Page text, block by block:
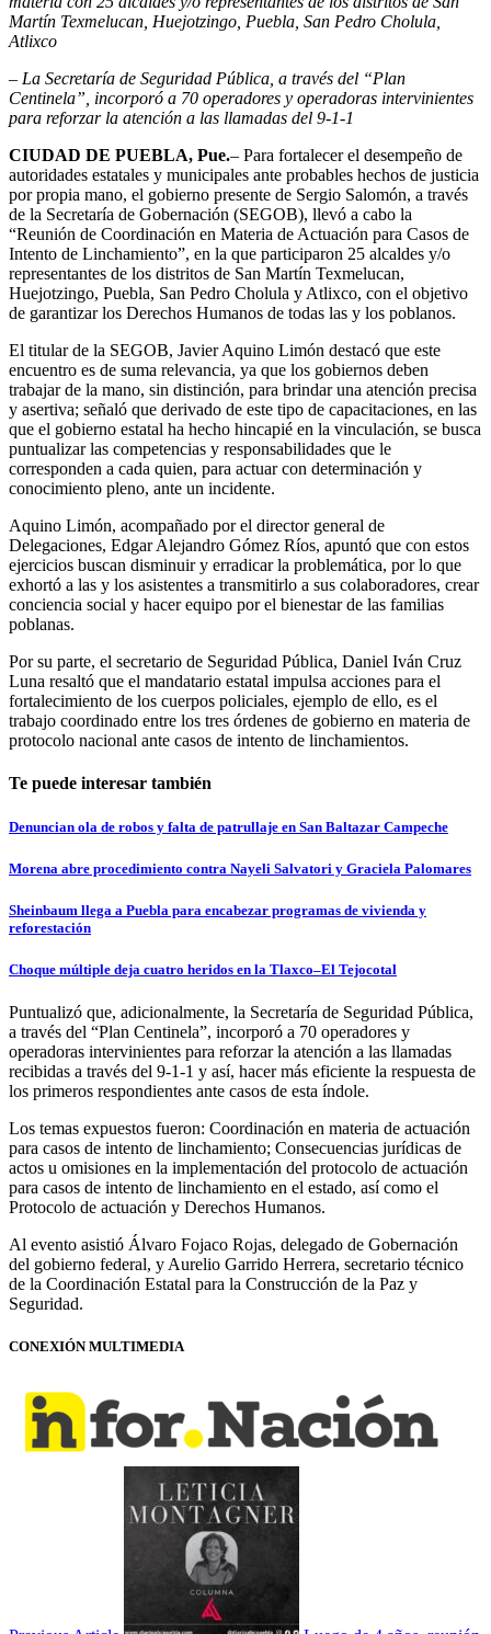
Martín Texmelucan, Huejotzingo, Puebla, San Pedro Cholula,
Atlixco
– La Secretaría de Seguridad Pública, a través del “Plan
Centinela”, incorporó a 70 operadores y operadoras intervinientes
para reforzar la atención a las llamadas del 9-1-1
CIUDAD DE PUEBLA, Pue.– Para fortalecer el desempeño de
autoridades estatales y municipales ante probables hechos de justicia
por propia mano, el gobierno presente de Sergio Salomón, a través
de la Secretaría de Gobernación (SEGOB), llevó a cabo la
“Reunión de Coordinación en Materia de Actuación para Casos de
Intento de Linchamiento”, en la que participaron 25 alcaldes y/o
representantes de los distritos de San Martín Texmelucan,
Huejotzingo, Puebla, San Pedro Cholula y Atlixco, con el objetivo
de garantizar los Derechos Humanos de todas las y los poblanos.
El titular de la SEGOB, Javier Aquino Limón destacó que este
encuentro es de suma relevancia, ya que los gobiernos deben
trabajar de la mano, sin distinción, para brindar una atención precisa
y asertiva; señaló que derivado de este tipo de capacitaciones, en las
que el gobierno estatal ha hecho hincapié en la vinculación, se busca
puntualizar las competencias y responsabilidades que le
corresponden a cada quien, para actuar con determinación y
conocimiento pleno, ante un incidente.
Aquino Limón, acompañado por el director general de
Delegaciones, Edgar Alejandro Gómez Ríos, apuntó que con estos
ejercicios buscan disminuir y erradicar la problemática, por lo que
exhortó a las y los asistentes a transmitirlo a sus colaboradores, crear
conciencia social y hacer equipo por el bienestar de las familias
poblanas.
Por su parte, el secretario de Seguridad Pública, Daniel Iván Cruz
Luna resaltó que el mandatario estatal impulsa acciones para el
fortalecimiento de los cuerpos policiales, ejemplo de ello, es el
trabajo coordinado entre los tres órdenes de gobierno en materia de
protocolo nacional ante casos de intento de linchamientos.
Te puede interesar también
Denuncian ola de robos y falta de patrullaje en San Baltazar Campeche
Morena abre procedimiento contra Nayeli Salvatori y Graciela Palomares
Sheinbaum llega a Puebla para encabezar programas de vivienda y
reforestación
Choque múltiple deja cuatro heridos en la Tlaxco–El Tejocotal
Puntualizó que, adicionalmente, la Secretaría de Seguridad Pública,
a través del “Plan Centinela”, incorporó a 70 operadores y
operadoras intervinientes para reforzar la atención a las llamadas
recibidas a través del 9-1-1 y así, hacer más eficiente la respuesta de
los primeros respondientes ante casos de esta índole.
Los temas expuestos fueron: Coordinación en materia de actuación
para casos de intento de linchamiento; Consecuencias jurídicas de
actos u omisiones en la implementación del protocolo de actuación
para casos de intento de linchamiento en el estado, así como el
Protocolo de actuación y Derechos Humanos.
Al evento asistió Álvaro Fojaco Rojas, delegado de Gobernación
del gobierno federal, y Aurelio Garrido Herrera, secretario técnico
de la Coordinación Estatal para la Construcción de la Paz y
Seguridad.
CONEXIÓN MULTIMEDIA